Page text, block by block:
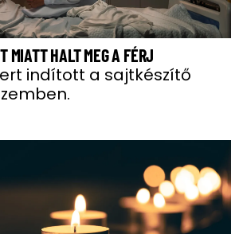
MIATT HALT MEG A FÉRJ
indított a sajtkészítő